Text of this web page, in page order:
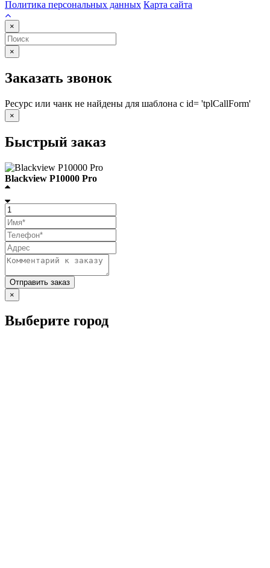
Политика персональных данных Карта сайта
×
×
Заказать звонок
Ресурс или чанк не найдены для шаблона с id= 'tplCallForm'
×
Быстрый заказ
Blackview P10000 Pro
×
Выберите город